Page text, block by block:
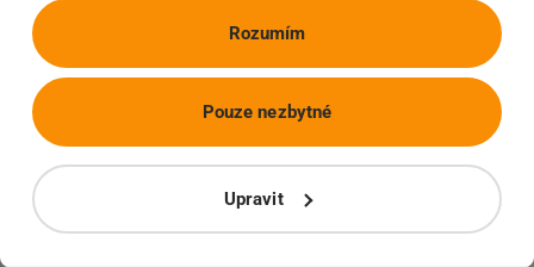
Rozumím
Upravit
Pouze nezbytné